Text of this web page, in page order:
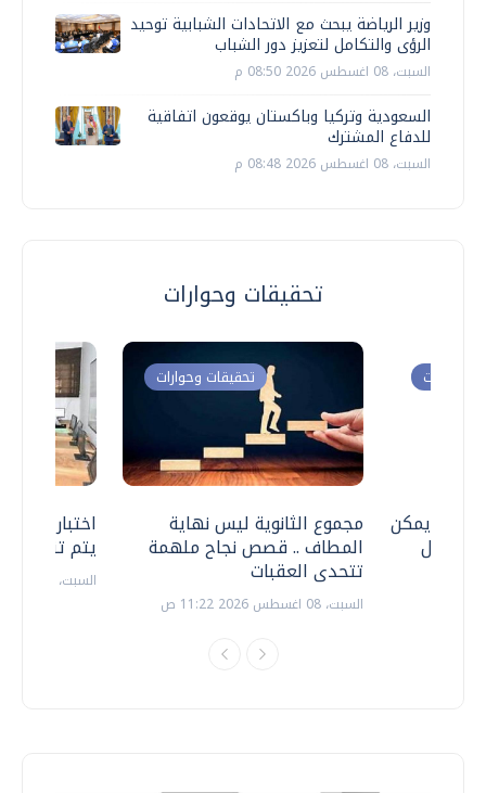
وزير الرياضة يبحث مع الاتحادات الشبابية توحيد
الرؤى والتكامل لتعزيز دور الشباب
السبت، 08 اغسطس 2026 08:50 م
السعودية وتركيا وباكستان يوقعون اتفاقية
للدفاع المشترك
السبت، 08 اغسطس 2026 08:48 م
تحقيقات وحوارات
اختبارات
يتم
السبت، 18 يوليو 2026 09:22 ص
تحقيقات وحوارات
مجموع الثانوية ليس نهاية
المطاف .. قصص نجاح ملهمة
تتحدى العقبات
السبت، 08 اغسطس 2026 11:22 ص
وحوارات
.. هل يمكن
نتعامل